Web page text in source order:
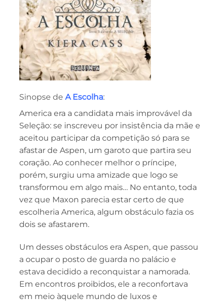
Sinopse de A Escolha:
America era a candidata mais improvável da
Seleção: se inscreveu por insistência da mãe e
aceitou participar da competição só para se
afastar de Aspen, um garoto que partira seu
coração. Ao conhecer melhor o príncipe,
porém, surgiu uma amizade que logo se
transformou em algo mais… No entanto, toda
vez que Maxon parecia estar certo de que
escolheria America, algum obstáculo fazia os
dois se afastarem.
Um desses obstáculos era Aspen, que passou
a ocupar o posto de guarda no palácio e
estava decidido a reconquistar a namorada.
Em encontros proibidos, ele a reconfortava
em meio àquele mundo de luxos e